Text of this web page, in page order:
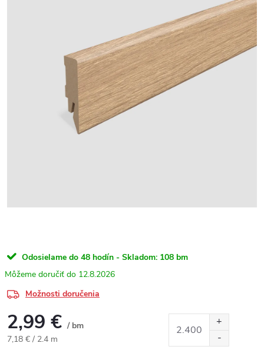
Odosielame do 48 hodín - Skladom: 108 bm
12.8.2026
Možnosti doručenia
2,99 € / bm
Jednotková cena:
7,18 € / 2.4 m